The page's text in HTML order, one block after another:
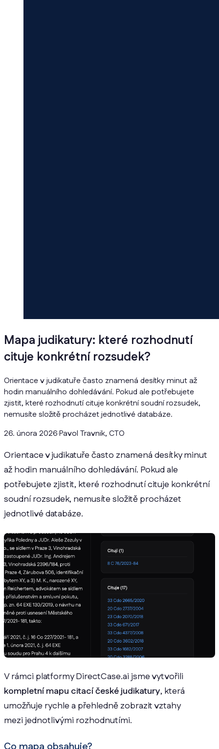
Mapa judikatury: které rozhodnutí
cituje konkrétní rozsudek?
Orientace v judikatuře často znamená desítky minut až
hodin manuálního dohledávání. Pokud ale potřebujete
zjistit, které rozhodnutí cituje konkrétní soudní rozsudek,
nemusíte složitě procházet jednotlivé databáze.
26. února 2026·Pavol Travnik, CTO
Orientace v judikatuře často znamená desítky minut
až hodin manuálního dohledávání. Pokud ale
potřebujete zjistit, které rozhodnutí cituje konkrétní
soudní rozsudek, nemusíte složitě procházet
jednotlivé databáze.
V rámci platformy DirectCase.ai jsme vytvořili
kompletní mapu citací české judikatury, která
umožňuje rychle a přehledně zobrazit vztahy
mezi jednotlivými rozhodnutími.